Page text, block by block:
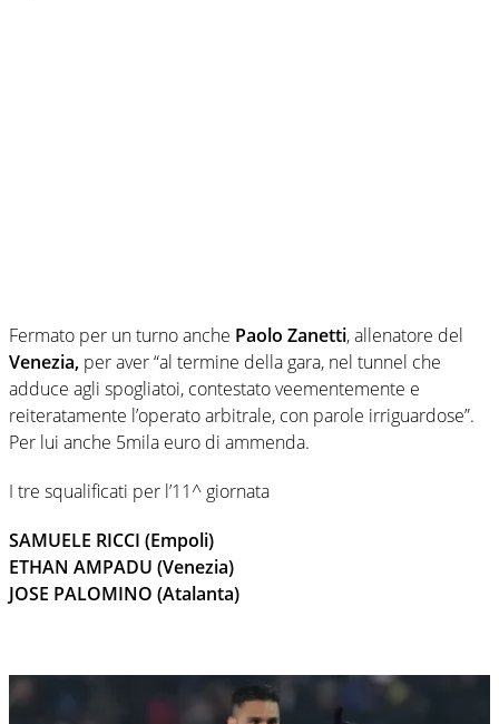
Fermato per un turno anche Paolo Zanetti, allenatore del
Venezia, per aver “al termine della gara, nel tunnel che
adduce agli spogliatoi, contestato veementemente e
reiteratamente l’operato arbitrale, con parole irriguardose”.
Per lui anche 5mila euro di ammenda.
I tre squalificati per l’11^ giornata
SAMUELE RICCI (Empoli)
ETHAN AMPADU (Venezia)
JOSE PALOMINO (Atalanta)